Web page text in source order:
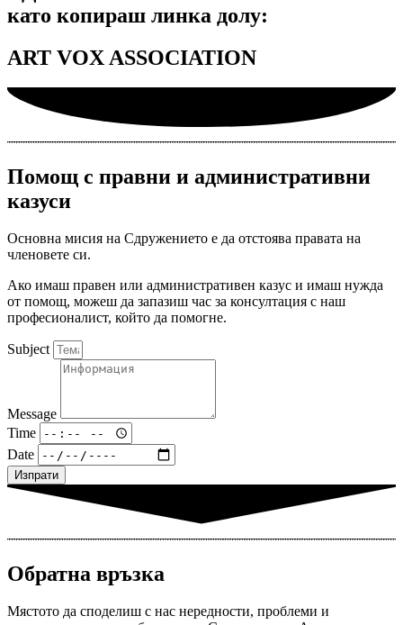
като копираш линка долу:
ART VOX ASSOCIATION
Помощ с правни и административни
казуси
Основна мисия на Сдружението е да отстоява правата на
членовете си.
Ако имаш правен или административен казус и имаш нужда
от помощ, можеш да запазиш час за консултация с наш
професионалист, който да помогне.
Subject
Message
Time
Date
Изпрати
Обратна връзка
Мястото да споделиш с нас нередности, проблеми и